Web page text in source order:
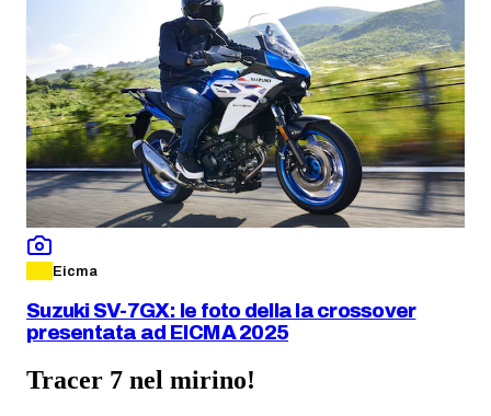
Eicma
Suzuki SV-7GX: le foto della la crossover
presentata ad EICMA 2025
Tracer 7 nel mirino!